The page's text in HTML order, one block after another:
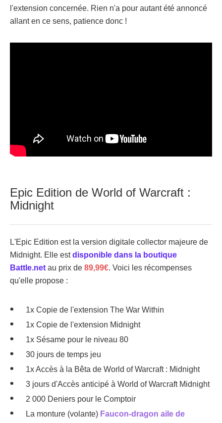
l'extension concernée. Rien n'a pour autant été annoncé
allant en ce sens, patience donc !
Epic Edition de World of Warcraft :
Midnight
L'Epic Edition est la version digitale collector majeure de
Midnight. Elle estdisponible dans la boutique
Battle.net au prix de 89,99€. Voici les récompenses
qu'elle propose :
1x Copie de l'extension The War Within
1x Copie de l'extension Midnight
1x Sésame pour le niveau 80
30 jours de temps jeu
1x Accès à la Bêta de World of Warcraft : Midnight
3 jours d'Accès anticipé à World of Warcraft Midnight
2 000 Deniers pour le Comptoir
La monture (volante) Faucon-dragon aile de